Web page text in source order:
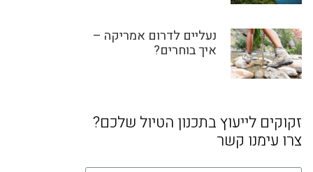
נעליים לדרום אמריקה –
איך בוחרים?
זקוקים לייעוץ בתכנון הטיול שלכם?
צרו עימנו קשר